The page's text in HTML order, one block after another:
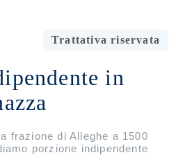
Trattativa riservata
in
frazione di Alleghe a 1500
porzione indipendente